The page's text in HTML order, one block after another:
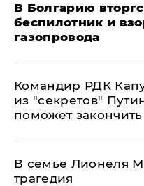
В Болгарию
беспилотник и
газопровода
Командир РДК
из "секретов"
поможет
В семье Лионеля
трагедия